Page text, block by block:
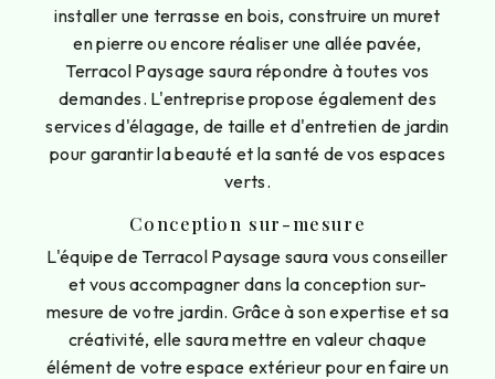
installer une terrasse en bois, construire un muret
en pierre ou encore réaliser une allée pavée,
Terracol Paysage saura répondre à toutes vos
demandes. L'entreprise propose également des
services d'élagage, de taille et d'entretien de jardin
pour garantir la beauté et la santé de vos espaces
verts.
Conception sur-mesure
L'équipe de Terracol Paysage saura vous conseiller
et vous accompagner dans la conception sur-
mesure de votre jardin. Grâce à son expertise et sa
créativité, elle saura mettre en valeur chaque
élément de votre espace extérieur pour en faire un